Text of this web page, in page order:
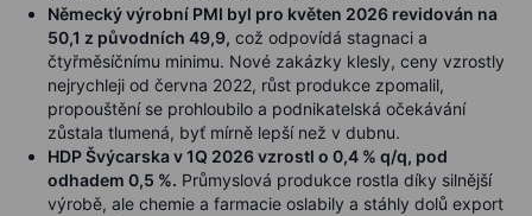
Německý výrobní PMI byl pro květen 2026 revidován na
50,1 z původních 49,9, což odpovídá stagnaci a
čtyřměsíčnímu minimu. Nové zakázky klesly, ceny vzrostly
nejrychleji od června 2022, růst produkce zpomalil,
propouštění se prohloubilo a podnikatelská očekávání
zůstala tlumená, byť mírně lepší než v dubnu.
HDP Švýcarska v 1Q 2026 vzrostl o 0,4 % q/q, pod
odhadem 0,5 %. Průmyslová produkce rostla díky silnější
výrobě, ale chemie a farmacie oslabily a stáhly dolů export